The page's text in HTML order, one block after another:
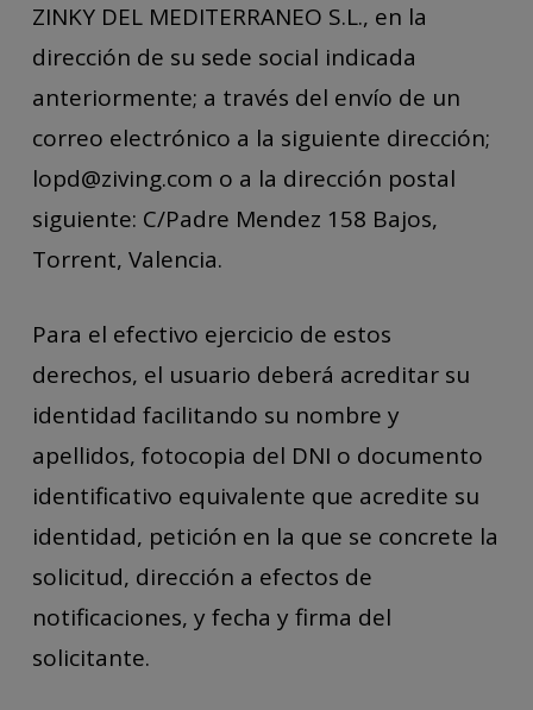
ZINKY DEL MEDITERRANEO S.L., en la
dirección de su sede social indicada
anteriormente; a través del envío de un
correo electrónico a la siguiente dirección;
lopd@ziving.com o a la dirección postal
siguiente: C/Padre Mendez 158 Bajos,
Torrent, Valencia.
Para el efectivo ejercicio de estos
derechos, el usuario deberá acreditar su
identidad facilitando su nombre y
apellidos, fotocopia del DNI o documento
identificativo equivalente que acredite su
identidad, petición en la que se concrete la
solicitud, dirección a efectos de
notificaciones, y fecha y firma del
solicitante.